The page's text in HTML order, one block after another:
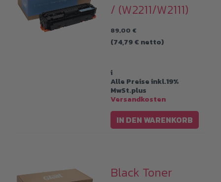
/ (W2211/W2111)
89,00 €
(74,79€ netto)
i
Alle Preise inkl.19%
MwSt.plus
Versandkosten
IN DEN WARENKORB
Black Toner